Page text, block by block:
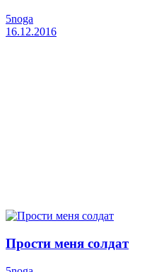
5noga
16.12.2016
Прости меня солдат